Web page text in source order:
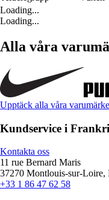
Loading...
Loading...
Alla våra
Upptäck alla våra
Kundservice i
Kontakta oss
11 rue Bernard Maris
37270 Montlouis-sur-Loire,
+33 1 86 47 62 58